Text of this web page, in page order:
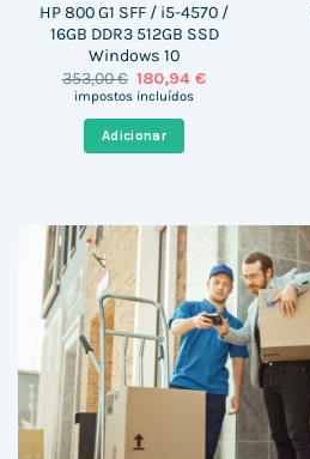
HP 800 G1 SFF / i5-4570 /
16GB DDR3 512GB SSD
Windows 10
353,00€ O
preço
353,00 €.
180,94€O
impostos incluídos
Adicionar